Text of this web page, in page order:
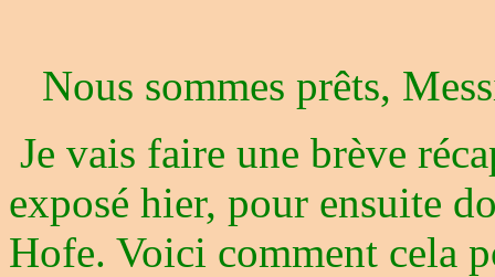
Nous sommes prêts,
Je vais faire une brève
exposé hier, pour ensuite
Hofe. Voici comment cela